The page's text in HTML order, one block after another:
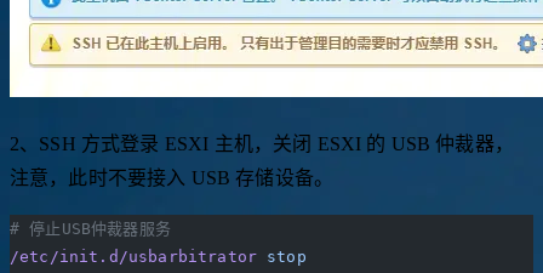
2、SSH 方式登录 ESXI 主机，关闭 ESXI 的 USB 仲裁器，
注意，此时不要接入 USB 存储设备。
# 停止USB仲裁器服务
/etc/init.d/usbarbitrator stop